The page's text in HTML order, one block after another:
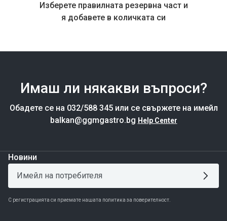
Изберете правилната резервна част и
я добавете в количката си
Имаш ли някакви въпроси?
Обадете се на 032/588 345 или се свържете на имейл
balkan@ggmgastro.bg Help Center
Новини
С регистрацията си приемате нашата политика за поверителност.